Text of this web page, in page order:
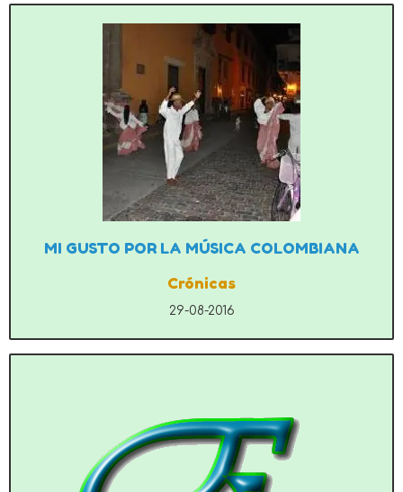
MI GUSTO POR LA MÚSICA COLOMBIANA
Crónicas
29-08-2016